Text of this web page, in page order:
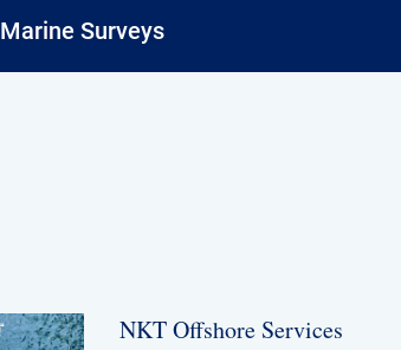
Marine Surveys
NKT Offshore Services